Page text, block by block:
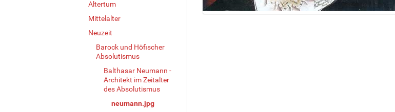
Altertum
Mittelalter
Neuzeit
Barock und Höfischer
Absolutismus
Balthasar Neumann -
Architekt im Zeitalter
des Absolutismus
neumann.jpg